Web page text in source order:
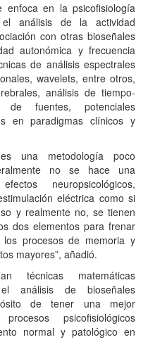
en la psicofisiología
análisis de la actividad
con otras bioseñales
autonómica y frecuencia
de análisis espectrales
wavelets, entre otros,
análisis de tiempo-
de fuentes, potenciales
en paradigmas clínicos y
una metodología poco
no se hace una
neuropsicológicos,
eléctrica como si
y realmente no, se tienen
dos elementos para frenar
procesos de memoria y
mayores”, añadió.
técnicas matemáticas
análisis de bioseñales
de tener una mejor
psicofisiológicos
normal y patológico en